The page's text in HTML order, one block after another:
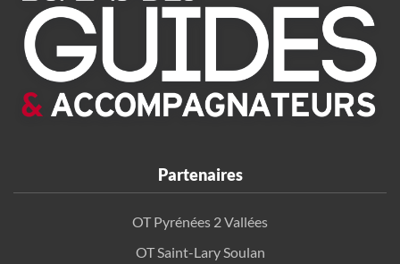
Partenaires
OT Pyrénées 2 Vallées
OT Saint-Lary Soulan